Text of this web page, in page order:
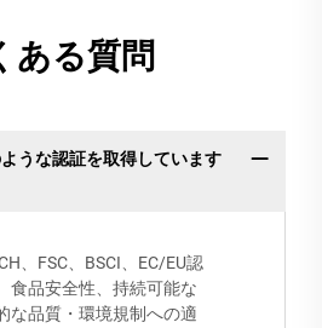
ある質問
うな認証を取得しています
、FSC、BSCI、EC/EU認
食品安全性、持続可能な
な品質・環境規制への適